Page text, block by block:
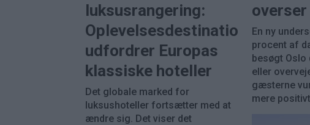
luksusrangering:
Oplevelsesdestinationer
udfordrer Europas
klassiske hoteller
Det globale marked for
luksushoteller fortsætter med at
ændre sig. Det viser det
En ny
procent af
besøgt Oslo
eller
gæsterne
mere